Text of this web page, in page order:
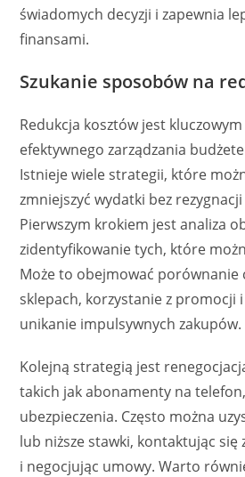
świadomych decyzji i zapewnia
finansami.
Szukanie sposobów na
Redukcja kosztów jest
efektywnego zarządzania
Istnieje wiele strategii, które
zmniejszyć wydatki bez rezygnacji
Pierwszym krokiem jest analiza
zidentyfikowanie tych, które
Może to obejmować porównanie
sklepach, korzystanie z promocji i
unikanie impulsywnych zakupów.
Kolejną strategią jest
takich jak abonamenty na
ubezpieczenia. Często można
lub niższe stawki, kontaktując się
i negocjując umowy. Warto